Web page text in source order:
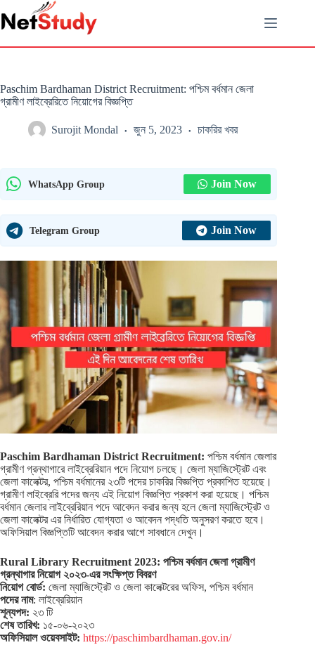
to
content
Paschim Bardhaman District Recruitment: পশ্চিম বর্ধমান জেলা
গ্রামীণ লাইব্রেরিতে নিয়োগের বিজ্ঞপ্তি
Surojit Mondal জুন 5, 2023 চাকরির খবর
WhatsApp Group Join Now
Telegram Group Join Now
Paschim Bardhaman District Recruitment: পশ্চিম বর্ধমান জেলার
গ্রামীণ গ্রন্থাগারে লাইব্রেরিয়ান পদে নিয়োগ চলছে। জেলা ম্যাজিস্ট্রেট এবং
জেলা কালেক্টর, পশ্চিম বর্ধমানের ২৩টি পদের চাকরির বিজ্ঞপ্তি প্রকাশিত হয়েছে।
গ্রামীণ লাইব্রেরি পদের জন্য এই নিয়োগ বিজ্ঞপ্তি প্রকাশ করা হয়েছে। পশ্চিম
বর্ধমান জেলার লাইব্রেরিয়ান পদে আবেদন করার জন্য হলে জেলা ম্যাজিস্ট্রেট ও
জেলা কালেক্টর এর নির্ধারিত যোগ্যতা ও আবেদন পদ্ধতি অনুসরণ করতে হবে।
অফিসিয়াল বিজ্ঞপ্তিটি আবেদন করার আগে সাবধানে দেখুন।
Rural Library Recruitment 2023: পশ্চিম বর্ধমান জেলা গ্রামীণ
গ্রন্থাগার নিয়োগ ২০২৩-এর সংক্ষিপ্ত বিবরণ
নিয়োগ বোর্ড: জেলা ম্যাজিস্ট্রেট ও জেলা কালেক্টরের অফিস, পশ্চিম বর্ধমান
পদের নাম: লাইব্রেরিয়ান
শূন্যপদ: ২৩ টি
শেষ তারিখ: ১৫-০৬-২০২৩
অফিসিয়াল ওয়েবসাইট: https://paschimbardhaman.gov.in/